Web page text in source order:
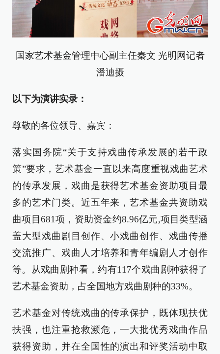
国家艺术基金管理中心副主任秦文 光明网记者
潘迪摄
以下为演讲实录：
尊敬的各位领导、嘉宾：
落实国务院“关于支持戏曲传承发展的若干政
策”要求，艺术基金一直以来高度重视戏曲艺术
的传承发展，戏曲是获得艺术基金资助项目最
多的艺术门类。近五年来，艺术基金共资助戏
曲项目681项，资助资金约8.96亿元,项目类型涵
盖大型戏曲剧目创作、小戏曲创作、戏曲传播
交流推广、戏曲人才培养和青年编剧人才创作
等。从戏曲剧种看，约有117个戏曲剧种获得了
艺术基金资助，占全国地方戏曲剧种的33%。
艺术基金对传统戏曲的传承保护，既体现扶优
扶强，也注重抢救濒危，一大批优秀戏曲作品
获得资助，并在全国性的演出和评奖活动中取